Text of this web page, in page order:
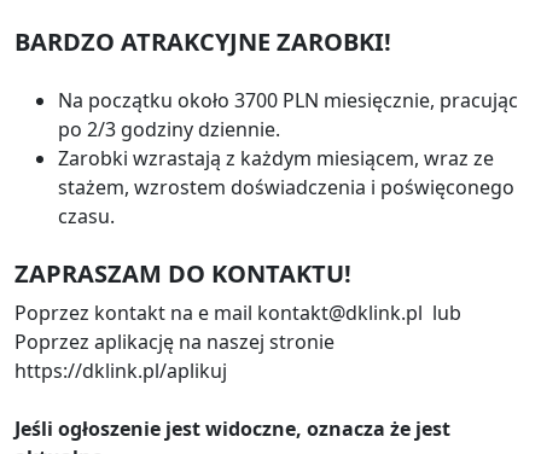
BARDZO ATRAKCYJNE ZAROBKI!
Na początku około 3700 PLN miesięcznie, pracując
po 2/3 godziny dziennie.
Zarobki wzrastają z każdym miesiącem, wraz ze
stażem, wzrostem doświadczenia i poświęconego
czasu.
ZAPRASZAM DO KONTAKTU!
Poprzez kontakt na e mail kontakt@dklink.pl lub
Poprzez aplikację na naszej stronie
https://dklink.pl/aplikuj
Jeśli ogłoszenie jest widoczne, oznacza że jest